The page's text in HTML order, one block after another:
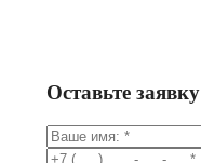
Оставьте заявку